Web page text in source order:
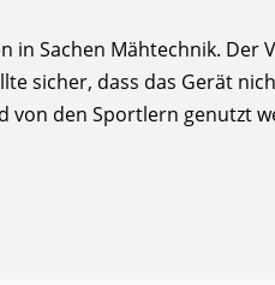
in Sachen Mähtechnik. Der
sicher, dass das Gerät
von den Sportlern genutzt